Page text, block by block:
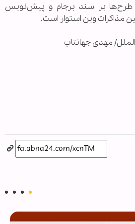
طرح‌ها بر سند برجام و پیش‌نویس
مهدی جهانتاب